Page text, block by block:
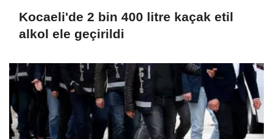
Kocaeli'de 2 bin 400 litre kaçak etil
alkol ele geçirildi